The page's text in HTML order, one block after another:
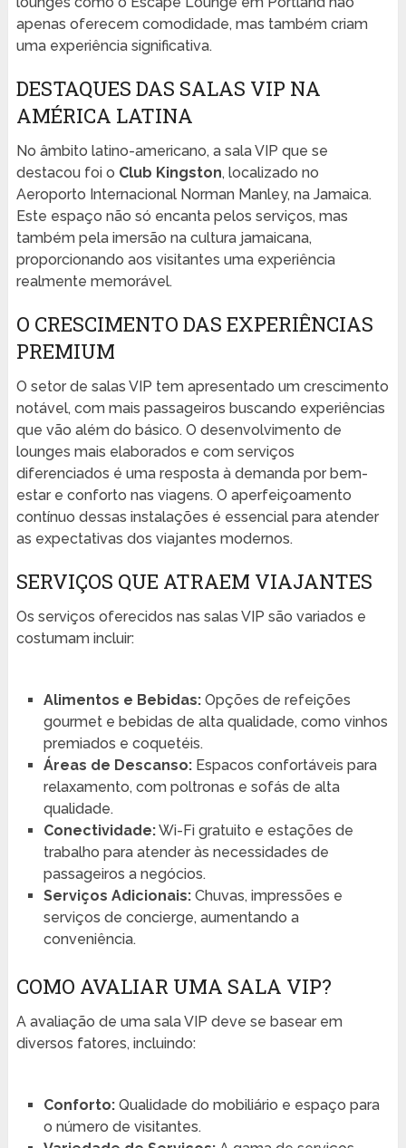
apenas oferecem comodidade, mas também criam
uma experiência significativa.
DESTAQUES DAS SALAS VIP NA
AMÉRICA LATINA
No âmbito latino-americano, a sala VIP que se
destacou foi o Club Kingston, localizado no
Aeroporto Internacional Norman Manley, na Jamaica.
Este espaço não só encanta pelos serviços, mas
também pela imersão na cultura jamaicana,
proporcionando aos visitantes uma experiência
realmente memorável.
O CRESCIMENTO DAS EXPERIÊNCIAS
PREMIUM
O setor de salas VIP tem apresentado um crescimento
notável, com mais passageiros buscando experiências
que vão além do básico. O desenvolvimento de
lounges mais elaborados e com serviços
diferenciados é uma resposta à demanda por bem-
estar e conforto nas viagens. O aperfeiçoamento
contínuo dessas instalações é essencial para atender
as expectativas dos viajantes modernos.
SERVIÇOS QUE ATRAEM VIAJANTES
Os serviços oferecidos nas salas VIP são variados e
costumam incluir:
Alimentos e Bebidas:Opções de refeições
gourmet e bebidas de alta qualidade, como vinhos
premiados e coquetéis.
Áreas de Descanso:Espacos confortáveis para
relaxamento, com poltronas e sofás de alta
qualidade.
Conectividade:Wi-Fi gratuito e estações de
trabalho para atender às necessidades de
passageiros a negócios.
Serviços Adicionais:Chuvas, impressões e
serviços de concierge, aumentando a
conveniência.
COMO AVALIAR UMA SALA VIP?
A avaliação de uma sala VIP deve se basear em
diversos fatores, incluindo:
Conforto:Qualidade do mobiliário e espaço para
o número de visitantes.